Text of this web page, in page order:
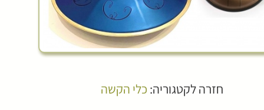
חזרה לקטגוריה: כלי הקשה